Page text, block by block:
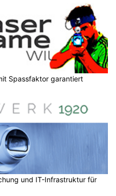
Spassfaktor garantiert
und IT-Infrastruktur für